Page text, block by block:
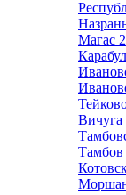
Магас 2
Вичуга
Тамбов